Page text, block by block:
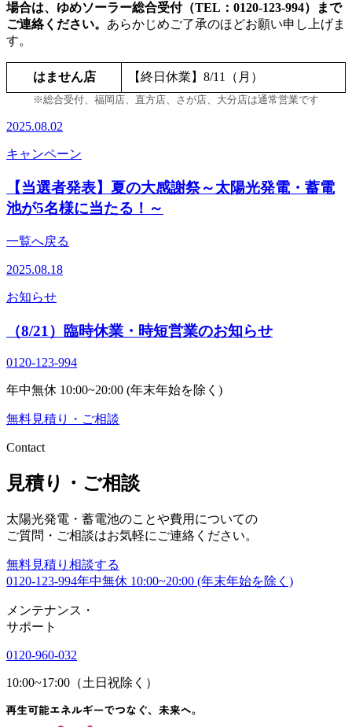
場合は、ゆめソーラー総合受付（TEL：0120-123-994）まで
ご連絡ください。 あらかじめご了承のほどお願い申し上げま
す。
はません店 【終日休業】8/11（月）
※総合受付、福岡店、直方店、さが店、大分店は通常営業です
2025.08.02
キャンペーン
【当選者発表】夏の大感謝祭～太陽光発電・蓄電
池が5名様に当たる！～
一覧へ戻る
2025.08.18
お知らせ
（8/21）臨時休業・時短営業のお知らせ
0120-123-994
年中無休 10:00~20:00 (年末年始を除く)
無料見積り・ご相談
Contact
見積り・ご相談
太陽光発電・蓄電池のことや費用についての
ご質問・ご相談はお気軽にご連絡ください。
無料見積り相談する
0120-123-994年中無休 10:00~20:00 (年末年始を除く)
メンテナンス ・
サポート
0120-960-032
10:00~17:00（土日祝除く）